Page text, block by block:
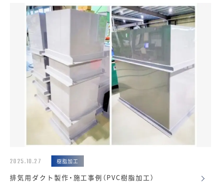
2025.10.27 樹脂加工
排気用ダクト製作・施工事例（PVC樹脂加工）